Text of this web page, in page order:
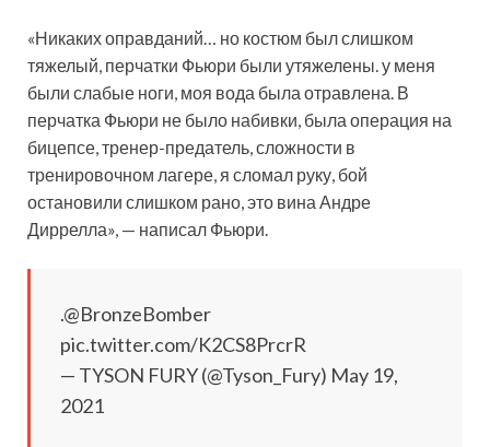
«Никаких оправданий… но костюм был слишком
тяжелый, перчатки Фьюри были утяжелены. у меня
были слабые ноги, моя вода была отравлена. В
перчатка Фьюри не было набивки, была операция на
бицепсе, тренер-предатель, сложности в
тренировочном лагере, я сломал руку, бой
остановили слишком рано, это вина Андре
Диррелла», — написал Фьюри.
.@BronzeBomber
pic.twitter.com/K2CS8PrcrR
— TYSON FURY (@Tyson_Fury) May 19,
2021